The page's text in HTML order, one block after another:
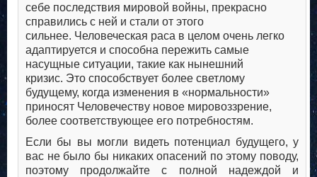
себе последствия мировой войны, прекрасно
справились с ней и стали от этого
сильнее. Человеческая раса в целом очень легко
адаптируется и способна пережить самые
насущные ситуации, такие как нынешний
кризис. Это способствует более светлому
будущему, когда изменения в «нормальности»
приносят Человечеству новое мировоззрение,
более соответствующее его потребностям.
Если бы вы могли видеть потенциал будущего, у
вас не было бы никаких опасений по этому поводу,
поэтому продолжайте с полной надеждой и